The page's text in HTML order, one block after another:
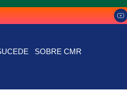
SOBRE CMR